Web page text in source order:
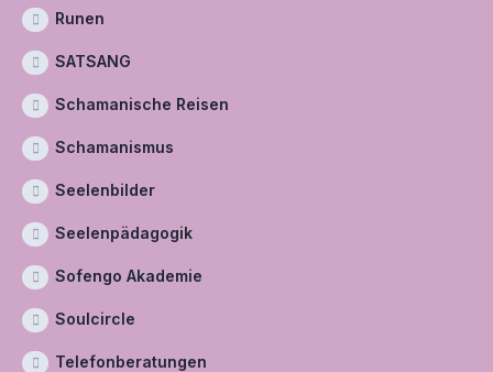
Runen
SATSANG
Schamanische Reisen
Schamanismus
Seelenbilder
Seelenpädagogik
Sofengo Akademie
Soulcircle
Telefonberatungen